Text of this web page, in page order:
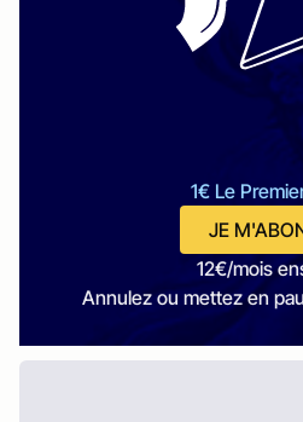
1€ Le
JE
12€/mois
Annulez ou mettez en